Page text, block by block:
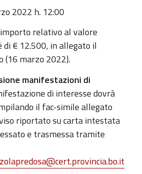
2022 h. 12:00
relativo al valore
€ 12.500, in allegato il
(16 marzo 2022).
manifestazioni di
di interesse dovrà
il fac-simile allegato
riportato su carta intestata
e trasmessa tramite